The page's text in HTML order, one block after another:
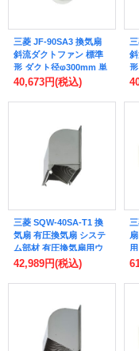
三菱 JF-90SA3 換気扇
斜流ダクトファン 標準
形 ダクト径φ300mm 単
相100V (JF-90SA2 後継
40,673円(税込)
三菱 SQW-40SA-T1 換
気扇 有圧換気扇 システ
ム部材 有圧換気扇用ウ
ェザーカバー 適用有圧
給排気形 防鳥網標準装
42,989円(税込)